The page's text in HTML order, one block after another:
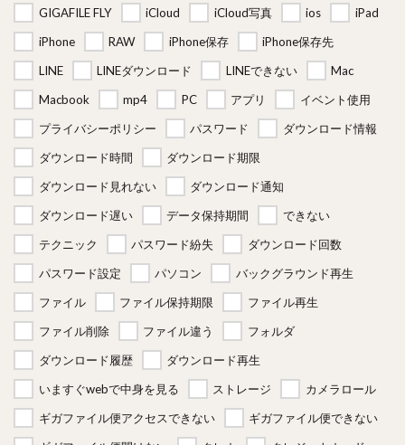
GIGAFILE FLY
iCloud iCloud写真 ios
iPad
iPhone
RAW iPhone保存
iPhone保存先
LINE
LINEダウンロード LINEできない
Mac
Macbook
mp4 PC アプリ
イベント使用
プライバシーポリシー
パスワード
ダウンロード情報
ダウンロード時間
ダウンロード期限
ダウンロード見れない
ダウンロード通知
ダウンロード遅い
データ保持期間
できない
テクニック
パスワード紛失
ダウンロード回数
パスワード設定
パソコン
バックグラウンド再生
ファイル
ファイル保持期限
ファイル再生
ファイル削除
ファイル違う
フォルダ
ダウンロード履歴
ダウンロード再生
いますぐwebで中身を見る
ストレージ
カメラロール
ギガファイル便アクセスできない
ギガファイル便できない